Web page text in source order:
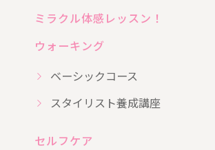
ミラクル体感レッスン！
ウォーキング
ベーシックコース
スタイリスト養成講座
セルフケア